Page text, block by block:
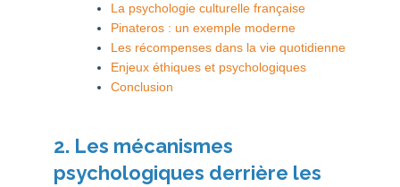
La psychologie culturelle française
Pinateros : un exemple moderne
Les récompenses dans la vie quotidienne
Enjeux éthiques et psychologiques
Conclusion
2. Les mécanismes
psychologiques derrière les